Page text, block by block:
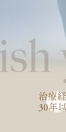
治療
30年